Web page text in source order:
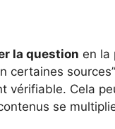
la question en la
certaines
vérifiable. Cela
se